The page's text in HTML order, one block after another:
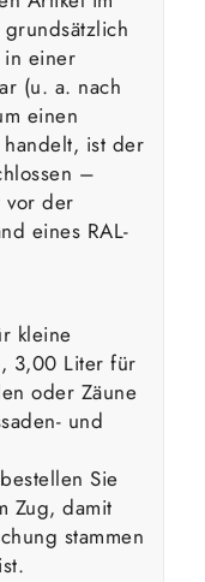
in einer
(u. a. nach
einen
ist der
–
vor der
eines RAL-
kleine
3,00 Liter für
oder Zäune
und
Sie
Zug, damit
stammen